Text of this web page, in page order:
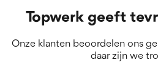
Topwerk geeft
Onze klanten beoordelen ons
daar zijn we